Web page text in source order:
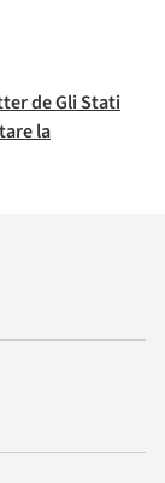
de Gli Stati
la